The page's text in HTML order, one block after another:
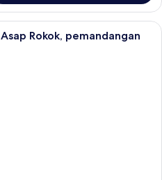
Seprai premium, setrika/meja
Rokok, pemandangan